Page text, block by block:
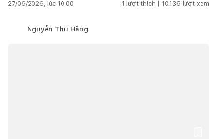
27/06/2026, lúc 10:00 1 lượt thích | 10.136 lượt xem
Nguyễn Thu Hằng